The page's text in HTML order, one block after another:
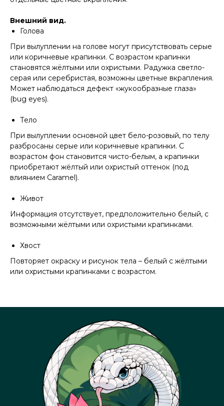
Внешний вид.
Голова
При вылуплении на голове могут присутствовать серые
или коричневые крапинки. С возрастом крапинки
становятся жёлтыми или охристыми. Радужка светло-
серая или серебристая, возможны цветные вкрапления.
Может наблюдаться дефект «жукообразные глаза»
(bug eyes).
Тело
При вылуплении основной цвет бело-розовый, по телу
разбросаны серые или коричневые крапинки. С
возрастом фон становится чисто-белым, а крапинки
приобретают жёлтый или охристый оттенок (под
влиянием Caramel).
Живот
Информация отсутствует, предположительно белый, с
возможными жёлтыми или охристыми крапинками.
Хвост
Повторяет окраску и рисунок тела – белый с жёлтыми
или охристыми крапинками с возрастом.